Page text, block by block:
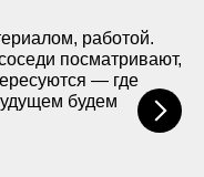
работой.
посматривают,
— где
будем